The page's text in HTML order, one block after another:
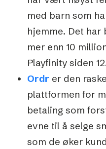
med barn som
hjemme. Det
mer enn 10
Playfinity siden
Ordr er den
plattformen for
betaling som
evne til å selge
som de øker